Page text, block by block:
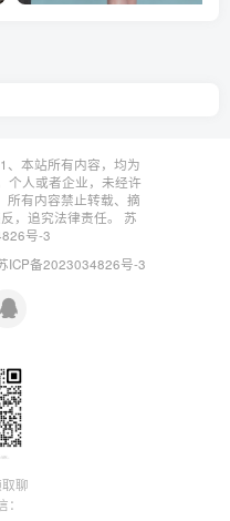
、本站所有内容，均为
个人或者企业，未经许
所有内容禁止转载、摘
，追究法律责任。 苏
号-3
ICP备2023034826号-3
聊